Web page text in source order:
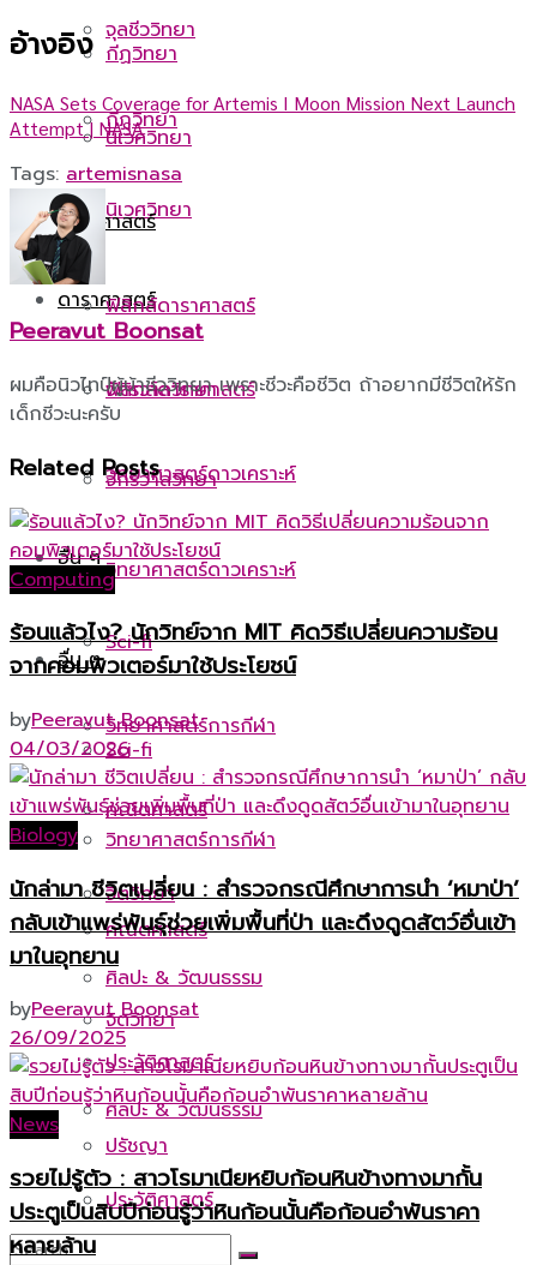
จุลชีววิทยา
กีฏวิทยา
นิเวศวิทยา
ดาราศาสตร์
ฟิสิกส์ดาราศาสตร์
จักรวาลวิทยา
วิทยาศาสตร์ดาวเคราะห์
อื่น ๆ
Sci-fi
วิทยาศาสตร์การกีฬา
คณิตศาสตร์
จิตวิทยา
ศิลปะ & วัฒนธรรม
ประวัติศาสตร์
กีฏวิทยา
นิเวศวิทยา
ดาราศาสตร์
ฟิสิกส์ดาราศาสตร์
จักรวาลวิทยา
วิทยาศาสตร์ดาวเคราะห์
อื่น ๆ
Sci-fi
วิทยาศาสตร์การกีฬา
คณิตศาสตร์
จิตวิทยา
ศิลปะ & วัฒนธรรม
ประวัติศาสตร์
ปรัชญา
อ้างอิง
NASA Sets Coverage for Artemis I Moon Mission Next Launch
Attempt | NASA
Tags: artemisnasa
Peeravut Boonsat
ผมคือนิวไทป์ผู้บ้าชีววิทยา เพราะชีวะคือชีวิต ถ้าอยากมีชีวิตให้รัก
เด็กชีวะนะครับ
Related Posts
Computing
ร้อนแล้วไง? นักวิทย์จาก MIT คิดวิธีเปลี่ยนความร้อน
จากคอมพิวเตอร์มาใช้ประโยชน์
byPeeravut Boonsat
04/03/2026
Biology
นักล่ามา ชีวิตเปลี่ยน : สำรวจกรณีศึกษาการนำ ‘หมาป่า’
กลับเข้าแพร่พันธุ์ช่วยเพิ่มพื้นที่ป่า และดึงดูดสัตว์อื่นเข้า
มาในอุทยาน
byPeeravut Boonsat
26/09/2025
News
รวยไม่รู้ตัว : สาวโรมาเนียหยิบก้อนหินข้างทางมากั้น
ประตูเป็นสิบปีก่อนรู้ว่าหินก้อนนั้นคือก้อนอำพันราคา
หลายล้าน